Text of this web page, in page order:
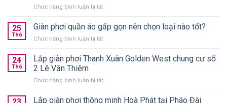
Chức năng bình luận bị tắtở
giàn
phơi
thông
treo
hãng
từ
25
Th6
Giàn phơi quần áo gấp gọn nên chọn loại nào tốt?
Chức năng bình luận bị tắtở
phơi
gấp
nên
24
Th6
Lắp giàn phơi Thanh Xuân Golden West chung cư số
2 Lê Văn Thiêm
Chức năng bình luận bị tắtở
giàn
Lắp giàn phơi thông minh Hoà Phát tại Pháo Đài